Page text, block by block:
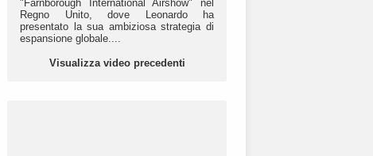
"Farnborough International Airshow" nel
Regno Unito, dove Leonardo ha
presentato la sua ambiziosa strategia di
espansione globale....
Visualizza video precedenti